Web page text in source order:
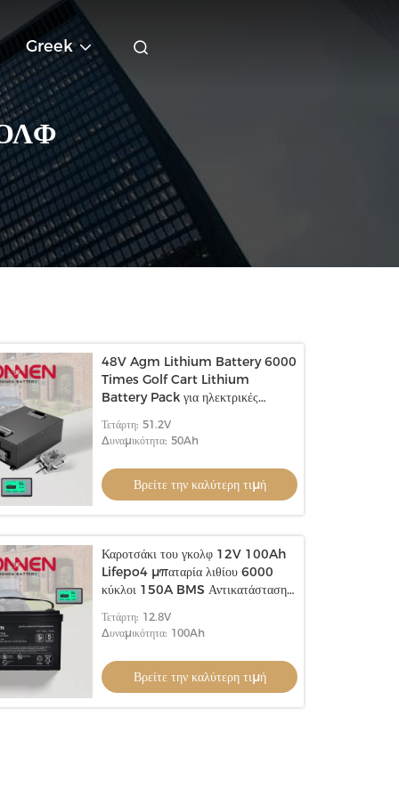
Greek
48V Agm Lithium Battery 6000
Times Golf Cart Lithium
Battery Pack για ηλεκτρικές
Τετάρτη: 51.2V
Δυναμικότητα: 50Ah
Βρείτε την καλύτερη τιμή
Καροτσάκι του γκολφ 12V 100Ah
Lifepo4 μπαταρία λιθίου 6000
κύκλοι 150A BMS Αντικατάσταση
Τετάρτη: 12.8V
Δυναμικότητα: 100Ah
Βρείτε την καλύτερη τιμή